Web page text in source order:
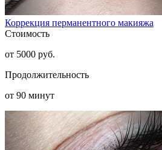
Коррекция перманентного макияжа
Стоимость
от 5000 руб.
Продолжительность
от 90 минут